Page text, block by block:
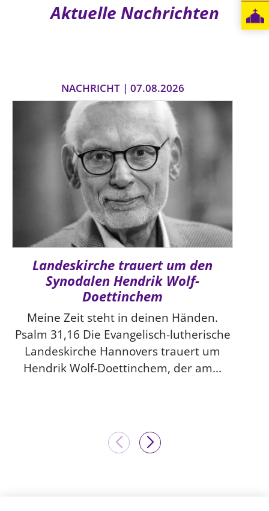
Aktuelle Nachrichten
NACHRICHT | 07.08.2026
Landeskirche trauert um den
Synodalen Hendrik Wolf-
Doettinchem
Meine Zeit steht in deinen Händen.
Psalm 31,16 Die Evangelisch-lutherische
Landeskirche Hannovers trauert um
Hendrik Wolf-Doettinchem, der am...
Klimaschutzgesetz
Personalausschuss
Projektmanagement
Terminstundenplaner